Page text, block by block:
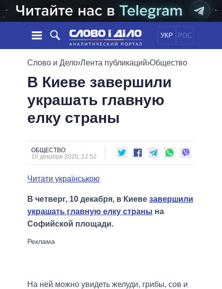
УКР РОС
НОВОСТИ
ЛЕНТА
СОБЫТИЯ
СТАТЬИ
МНЕНИЯ
ОБЗОРЫ
ДАЙДЖЕСТЫ
ПОЛИТИКА
ЭКОНОМИКА
ОБЕЩАНИЯ
ПОЛИТИКИ
ВСЕ ПОЛИТИКИ
ПРЕЗИДЕНТ И ОФИС
ВЕРХОВНАЯ РАДА
МЭРЫ
ВСЕ ПЕРСОНЫ
ИНФОГРАФИКА
ВИДЕО
Слово и Дело›Лента публикаций›Общество
В Киеве завершили
украшать главную
елку страны
ОБЩЕСТВО
10 декабря 2020, 12:52
Читати українською
В четверг, 10 декабря, в Киеве завершили
украшать главную елку страны на
Софийской площади.
На ней можно увидеть желуди, грибы, сов и